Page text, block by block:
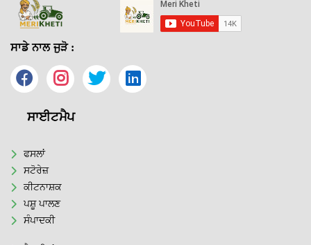
ਸਾਡੇ ਨਾਲ ਜੁੜੋ :
ਸਾਈਟਮੈਪ
ਫਸਲਾਂ
ਸਟੋਰੇਜ਼
ਕੀਟਨਾਸ਼ਕ
ਪਸ਼ੂ ਪਾਲਣ
ਸੰਪਾਦਕੀ